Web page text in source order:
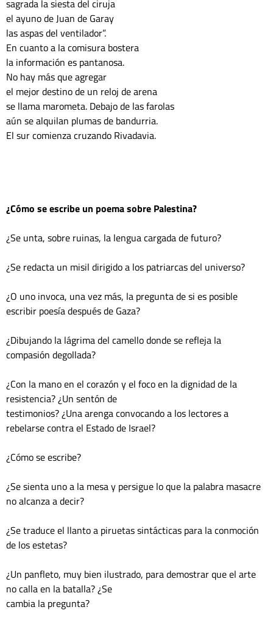
sagrada la siesta del ciruja
el ayuno de Juan de Garay
las aspas del ventilador”.
En cuanto a la comisura bostera
la información es pantanosa.
No hay más que agregar
el mejor destino de un reloj de arena
se llama marometa. Debajo de las farolas
aún se alquilan plumas de bandurria.
El sur comienza cruzando Rivadavia.
¿Cómo se escribe un poema sobre Palestina?
¿Se unta, sobre ruinas, la lengua cargada de futuro?
¿Se redacta un misil dirigido a los patriarcas del universo?
¿O uno invoca, una vez más, la pregunta de si es posible
escribir poesía después de Gaza?
¿Dibujando la lágrima del camello donde se refleja la
compasión degollada?
¿Con la mano en el corazón y el foco en la dignidad de la
resistencia? ¿Un sentón de
testimonios? ¿Una arenga convocando a los lectores a
rebelarse contra el Estado de Israel?
¿Cómo se escribe?
¿Se sienta uno a la mesa y persigue lo que la palabra masacre
no alcanza a decir?
¿Se traduce el llanto a piruetas sintácticas para la conmoción
de los estetas?
¿Un panfleto, muy bien ilustrado, para demostrar que el arte
no calla en la batalla? ¿Se
cambia la pregunta?